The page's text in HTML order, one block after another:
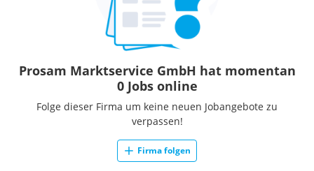
Prosam Marktservice GmbH hat momentan
0 Jobs online
Folge dieser Firma um keine neuen Jobangebote zu
verpassen!
Firma folgen